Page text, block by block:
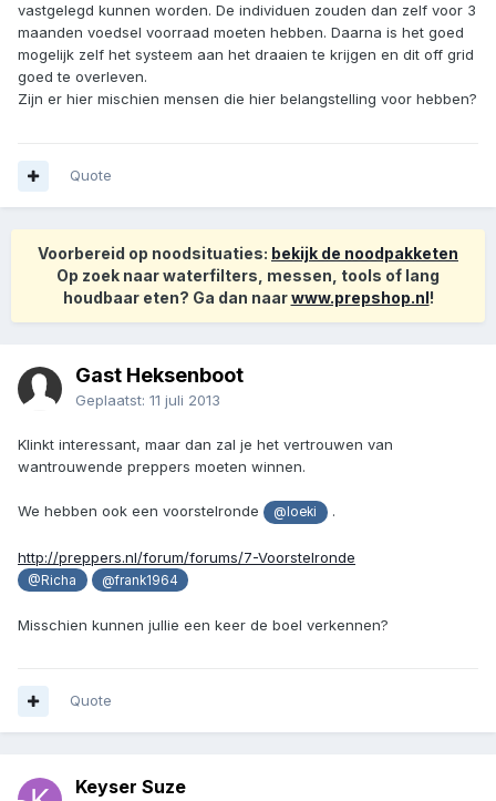
vastgelegd kunnen worden. De individuen zouden dan zelf voor 3
maanden voedsel voorraad moeten hebben. Daarna is het goed
mogelijk zelf het systeem aan het draaien te krijgen en dit off grid
goed te overleven.
Zijn er hier mischien mensen die hier belangstelling voor hebben?
Quote
Voorbereid op noodsituaties: bekijk de noodpakketen
Op zoek naar waterfilters, messen, tools of lang
houdbaar eten? Ga dan naarwww.prepshop.nl!
Gast Heksenboot
Geplaatst: 11 juli 2013
Klinkt interessant, maar dan zal je het vertrouwen van
wantrouwende preppers moeten winnen.
We hebben ook een voorstelronde @loeki .
http://preppers.nl/forum/forums/7-Voorstelronde
@Richa @frank1964
Misschien kunnen jullie een keer de boel verkennen?
Quote
Keyser Suze